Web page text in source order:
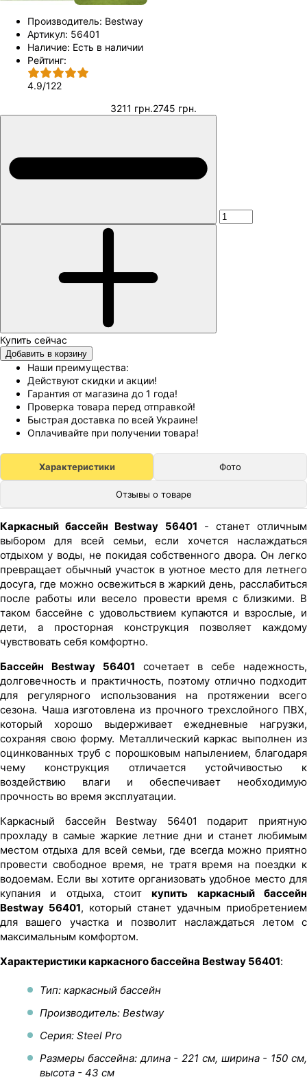
Производитель: Bestway
Артикул: 56401
Наличие: Есть в наличии
Рейтинг:
4.9/122
3211 грн.2745 грн.
Добавить в корзину
Наши преимущества:
Действуют скидки и акции!
Гарантия от магазина до 1 года!
Проверка товара перед отправкой!
Быстрая доставка по всей Украине!
Оплачивайте при получении товара!
Характеристики Фото
Отзывы о товаре
Каркасный бассейн Bestway 56401 - станет отличным
выбором для всей семьи, если хочется наслаждаться
отдыхом у воды, не покидая собственного двора. Он легко
превращает обычный участок в уютное место для летнего
досуга, где можно освежиться в жаркий день, расслабиться
после работы или весело провести время с близкими. В
таком бассейне с удовольствием купаются и взрослые, и
дети, а просторная конструкция позволяет каждому
чувствовать себя комфортно.
Бассейн Bestway 56401 сочетает в себе надежность,
долговечность и практичность, поэтому отлично подходит
для регулярного использования на протяжении всего
сезона. Чаша изготовлена из прочного трехслойного ПВХ,
который хорошо выдерживает ежедневные нагрузки,
сохраняя свою форму. Металлический каркас выполнен из
оцинкованных труб с порошковым напылением, благодаря
чему конструкция отличается устойчивостью к
воздействию влаги и обеспечивает необходимую
прочность во время эксплуатации.
Каркасный бассейн Bestway 56401 подарит приятную
прохладу в самые жаркие летние дни и станет любимым
местом отдыха для всей семьи, где всегда можно приятно
провести свободное время, не тратя время на поездки к
водоемам. Если вы хотите организовать удобное место для
купания и отдыха, стоиткупить каркасный бассейн
Bestway 56401, который станет удачным приобретением
для вашего участка и позволит наслаждаться летом с
максимальным комфортом.
Характеристики каркасного бассейна Bestway 56401:
Тип: каркасный бассейн
Производитель: Bestway
Серия: Steel Pro
Размеры бассейна: длина - 221 см, ширина - 150 см,
высота - 43 см